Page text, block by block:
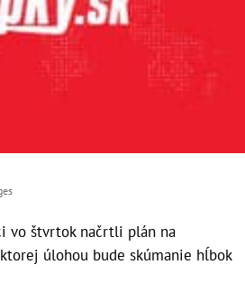
vo štvrtok načrtli plán na
úlohou bude skúmanie hĺbok